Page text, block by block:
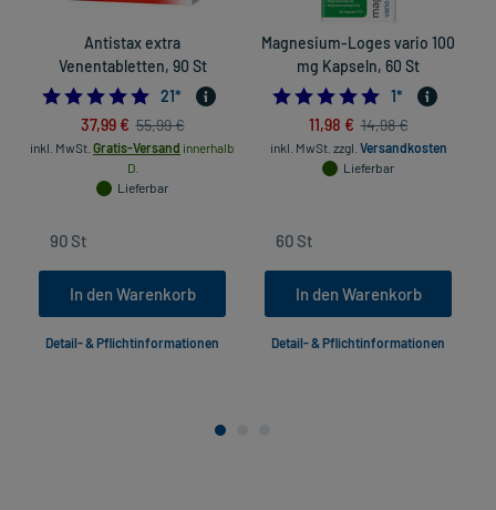
Antistax extra
Venentabletten, 90 St
4.904761904761905
21*
37,99 € 55,99 €
inkl. MwSt. Gratis-Versand innerhalb
D.
Lieferbar
In den Warenkorb
Detail- & Pflichtinformationen
Magnesium-Loges vario 100
mg Kapseln, 60 St
5.0
1*
11,98 € 14,98 €
inkl. MwSt. zzgl. Versandkosten
Lieferbar
In den Warenkorb
Detail- & Pflichtinformationen